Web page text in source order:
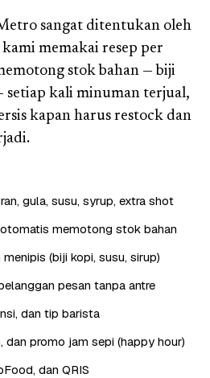
sangat ditentukan oleh
memakai resep per
stok bahan — biji
setiap kali minuman terjual,
kapan harus restock dan
gula, susu, syrup, extra shot
memotong stok bahan
(biji kopi, susu, sirup)
pesan tanpa antre
dan tip barista
dan promo jam sepi (happy hour)
dan QRIS